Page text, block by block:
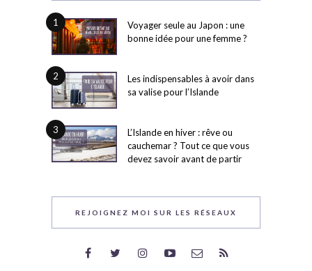
1
Voyager seule au Japon : une
bonne idée pour une femme ?
2
Les indispensables à avoir dans
sa valise pour l’Islande
3
L’Islande en hiver : rêve ou
cauchemar ? Tout ce que vous
devez savoir avant de partir
REJOIGNEZ MOI SUR LES RÉSEAUX